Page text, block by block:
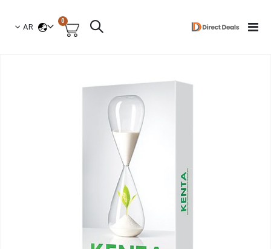
Toggle
السلة
0العناصر
لغة
AR